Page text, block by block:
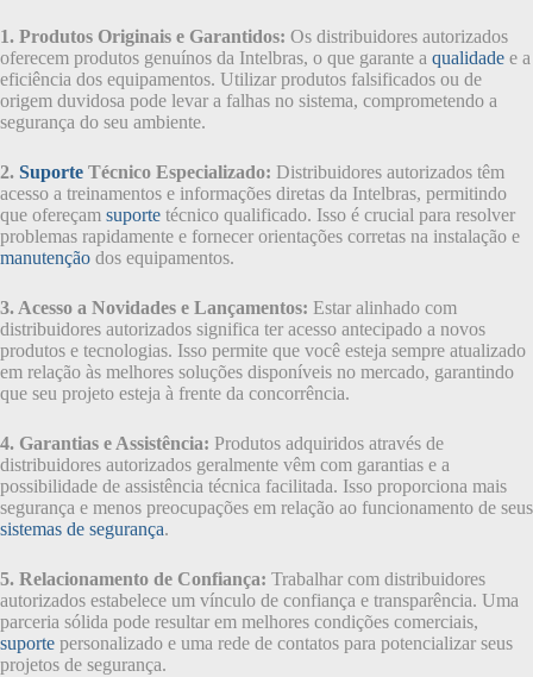
1. Produtos Originais e Garantidos: Os distribuidores autorizados
oferecem produtos genuínos da Intelbras, o que garante a qualidade e a
eficiência dos equipamentos. Utilizar produtos falsificados ou de
origem duvidosa pode levar a falhas no sistema, comprometendo a
segurança do seu ambiente.
2. Suporte Técnico Especializado: Distribuidores autorizados têm
acesso a treinamentos e informações diretas da Intelbras, permitindo
que ofereçam suporte técnico qualificado. Isso é crucial para resolver
problemas rapidamente e fornecer orientações corretas na instalação e
manutenção dos equipamentos.
3. Acesso a Novidades e Lançamentos: Estar alinhado com
distribuidores autorizados significa ter acesso antecipado a novos
produtos e tecnologias. Isso permite que você esteja sempre atualizado
em relação às melhores soluções disponíveis no mercado, garantindo
que seu projeto esteja à frente da concorrência.
4. Garantias e Assistência: Produtos adquiridos através de
distribuidores autorizados geralmente vêm com garantias e a
possibilidade de assistência técnica facilitada. Isso proporciona mais
segurança e menos preocupações em relação ao funcionamento de seus
sistemas de segurança.
5. Relacionamento de Confiança: Trabalhar com distribuidores
autorizados estabelece um vínculo de confiança e transparência. Uma
parceria sólida pode resultar em melhores condições comerciais,
suporte personalizado e uma rede de contatos para potencializar seus
projetos de segurança.